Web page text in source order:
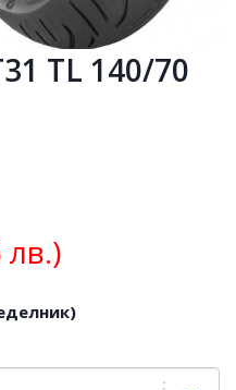
TL 140/70
лв.)